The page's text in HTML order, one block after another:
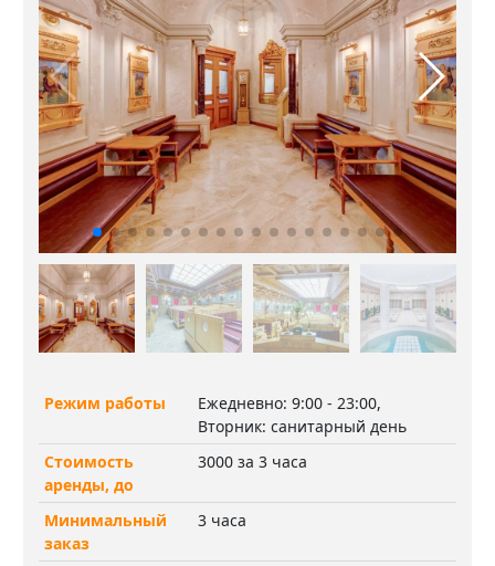
Режим работы
Ежедневно: 9:00 - 23:00,
Вторник: санитарный день
Стоимость
аренды, до
3000 за 3 часа
Минимальный
заказ
3 часа